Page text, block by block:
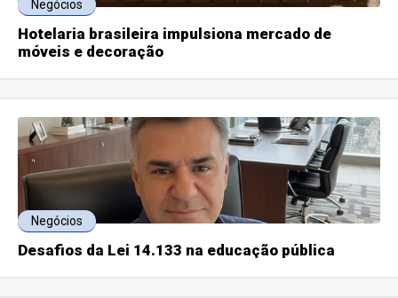
Negócios
Hotelaria brasileira impulsiona mercado de
móveis e decoração
Negócios
Desafios da Lei 14.133 na educação pública